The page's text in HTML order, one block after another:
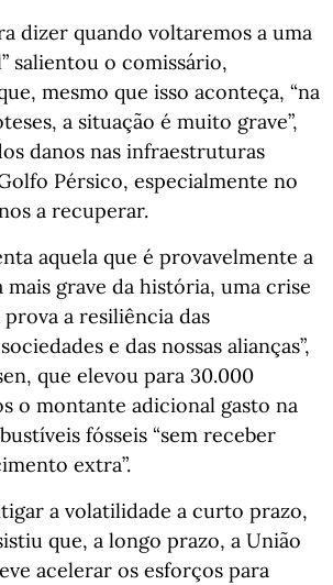
dizer quando voltaremos a uma
salientou o comissário,
mesmo que isso aconteça, “na
a situação é muito grave”,
danos nas infraestruturas
Pérsico, especialmente no
a recuperar.
aquela que é provavelmente a
grave da história, uma crise
a resiliência das
e das nossas alianças”,
que elevou para 30.000
o montante adicional gasto na
fósseis “sem receber
extra”.
a volatilidade a curto prazo,
que, a longo prazo, a União
acelerar os esforços para